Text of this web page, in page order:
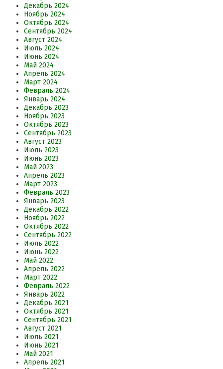
Декабрь 2024
Ноябрь 2024
Октябрь 2024
Сентябрь 2024
Август 2024
Июль 2024
Июнь 2024
Май 2024
Апрель 2024
Март 2024
Февраль 2024
Январь 2024
Декабрь 2023
Ноябрь 2023
Октябрь 2023
Сентябрь 2023
Август 2023
Июль 2023
Июнь 2023
Май 2023
Апрель 2023
Март 2023
Февраль 2023
Январь 2023
Декабрь 2022
Ноябрь 2022
Октябрь 2022
Сентябрь 2022
Июль 2022
Июнь 2022
Май 2022
Апрель 2022
Март 2022
Февраль 2022
Январь 2022
Декабрь 2021
Октябрь 2021
Сентябрь 2021
Август 2021
Июль 2021
Июнь 2021
Май 2021
Апрель 2021